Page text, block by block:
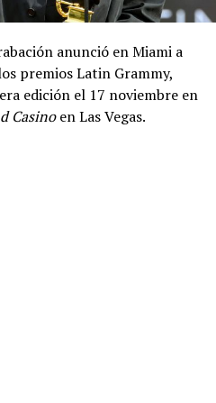
anunció en Miami a
premios Latin Grammy,
edición el 17 noviembre en
Casinoen Las Vegas.